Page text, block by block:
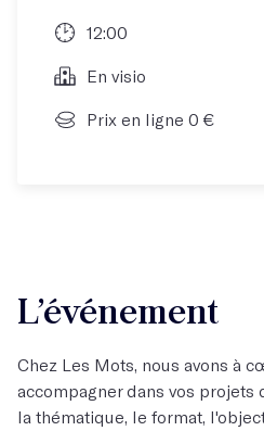
12:00
En visio
Prix en ligne 0 €
L’événement
Chez Les Mots, nous avons à
accompagner dans vos
la thématique, le format,